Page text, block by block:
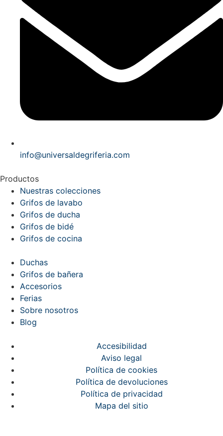
info@universaldegriferia.com
Productos
Nuestras colecciones
Grifos de lavabo
Grifos de ducha
Grifos de bidé
Grifos de cocina
Duchas
Grifos de bañera
Accesorios
Ferias
Sobre nosotros
Blog
Accesibilidad
Aviso legal
Política de cookies
Política de devoluciones
Política de privacidad
Mapa del sitio